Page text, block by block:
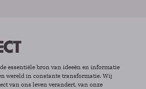
essentiële bron van ideeën en informatie
wereld in constante transformatie. Wij
van ons leven verandert, van onze